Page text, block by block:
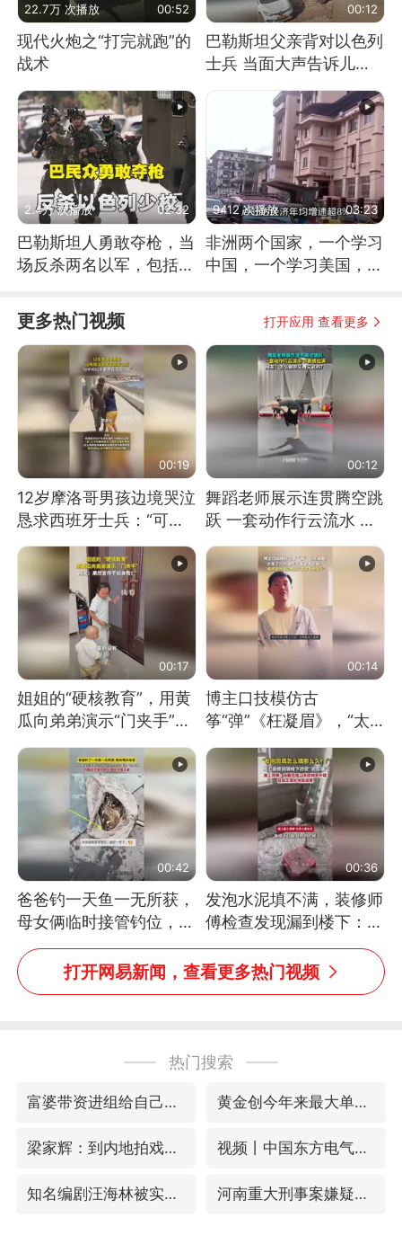
22.7万 次播放 00:52
现代火炮之“打完就跑”的
战术
00:12
巴勒斯坦父亲背对以色列
士兵 当面大声告诉儿
2.4万 次播放 02:32
巴勒斯坦人勇敢夺枪，当
场反杀两名以军，包括一
9412 次播放 03:23
非洲两个国家，一个学习
中国，一个学习美国，结
更多热门视频 打开应用 查看更多
00:19
12岁摩洛哥男孩边境哭泣
恳求西班牙士兵：“可不
可以不要把我遣返回国”
00:12
舞蹈老师展示连贯腾空跳
跃 一套动作行云流水 节
奏感拉满 网友：怎么做
到又舞又武的？
00:17
姐姐的“硬核教育”，用黄
瓜向弟弟演示“门夹手”，
网友：果然言传不如身
教！
00:14
博主口技模仿古
筝“弹”《枉凝眉》，“太
像了～你是吃古筝长大的
吗？”“或将成为首位考级
不带古筝的选手。”（来
源：新华每日电讯）
00:42
爸爸钓一天鱼一无所获，
母女俩临时接管钓位，用
玩具鱼竿钓上大鱼
00:36
发泡水泥填不满，装修师
傅检查发现漏到楼下：出
风口未延伸到外墙
打开网易新闻，查看更多热门视频
热门搜索
富婆带资进组给自己硬加60多场吻戏 黄金创今年来最大单周涨幅
梁家辉：到内地拍戏不是北上是回归 视频丨中国东方电气集团原党组副书记、董事宋致远被查
知名编剧汪海林被实名举报偷税漏税 河南重大刑事案嫌疑人落网